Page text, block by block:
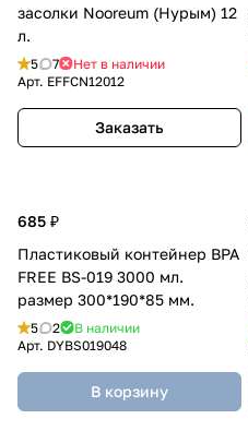
засолки Nooreum (Нурым) 12
л.
5 7
Нет в наличии
Арт. EFFCN12012
Заказать
685 ₽
Пластиковый контейнер BPA
FREE BS-019 3000 мл.
размер 300*190*85 мм.
5 2
В наличии
Арт. DYBS019048
В корзину